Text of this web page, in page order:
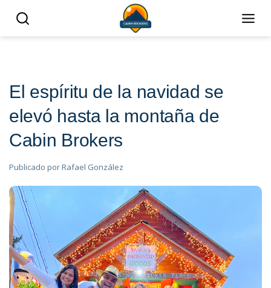
El espíritu de la navidad se
elevó hasta la montaña de
Cabin Brokers
Publicado porRafael González